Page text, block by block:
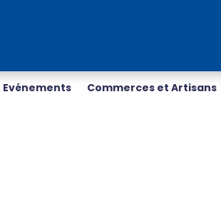
Evénements Commerces et Artisans